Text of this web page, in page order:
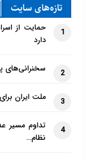
تازه‌‌های سایت
1
حمایت از
دارد
2 سخنرانی‌های
3 ملت ایران
4
تداوم مسیر
نظام…